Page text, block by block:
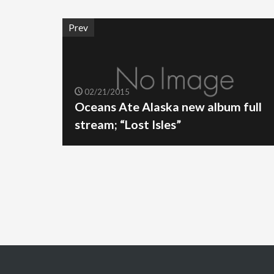
Prev
02/21/2015
Oceans Ate Alaska new album full
stream; “Lost Isles”